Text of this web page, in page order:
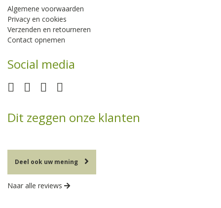
Algemene voorwaarden
Privacy en cookies
Verzenden en retourneren
Contact opnemen
Social media
Dit zeggen onze klanten
Deel ook uw mening
Naar alle reviews